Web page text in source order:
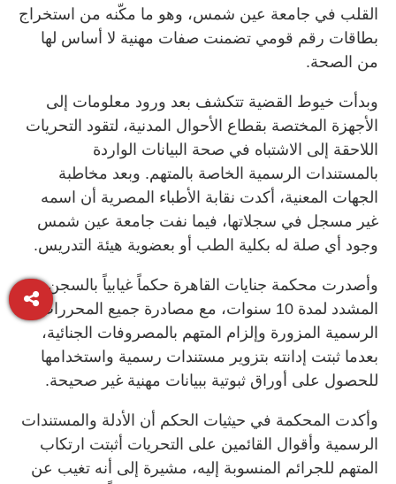
القلب في جامعة عين شمس، وهو ما مكّنه من استخراج
بطاقات رقم قومي تضمنت صفات مهنية لا أساس لها
من الصحة.
وبدأت خيوط القضية تتكشف بعد ورود معلومات إلى
الأجهزة المختصة بقطاع الأحوال المدنية، لتقود التحريات
اللاحقة إلى الاشتباه في صحة البيانات الواردة
بالمستندات الرسمية الخاصة بالمتهم. وبعد مخاطبة
الجهات المعنية، أكدت نقابة الأطباء المصرية أن اسمه
غير مسجل في سجلاتها، فيما نفت جامعة عين شمس
وجود أي صلة له بكلية الطب أو بعضوية هيئة التدريس.
وأصدرت محكمة جنايات القاهرة حكماً غيابياً بالسجن
المشدد لمدة 10 سنوات، مع مصادرة جميع المحررات
الرسمية المزورة وإلزام المتهم بالمصروفات الجنائية،
بعدما ثبتت إدانته بتزوير مستندات رسمية واستخدامها
للحصول على أوراق ثبوتية ببيانات مهنية غير صحيحة.
وأكدت المحكمة في حيثيات الحكم أن الأدلة والمستندات
الرسمية وأقوال القائمين على التحريات أثبتت ارتكاب
المتهم للجرائم المنسوبة إليه، مشيرة إلى أنه تغيب عن